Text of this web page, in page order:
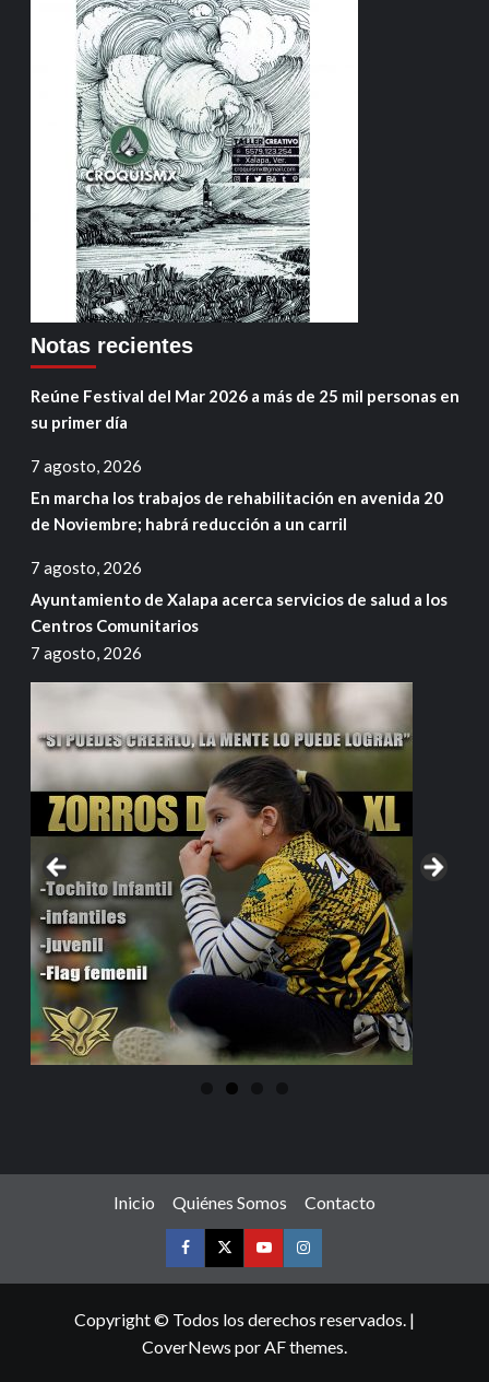
Notas recientes
Reúne Festival del Mar 2026 a más de 25 mil personas en
su primer día
7 agosto, 2026
En marcha los trabajos de rehabilitación en avenida 20
de Noviembre; habrá reducción a un carril
7 agosto, 2026
Ayuntamiento de Xalapa acerca servicios de salud a los
Centros Comunitarios
7 agosto, 2026
Inicio Quiénes Somos Contacto
Copyright © Todos los derechos reservados. |
CoverNews por AF themes.